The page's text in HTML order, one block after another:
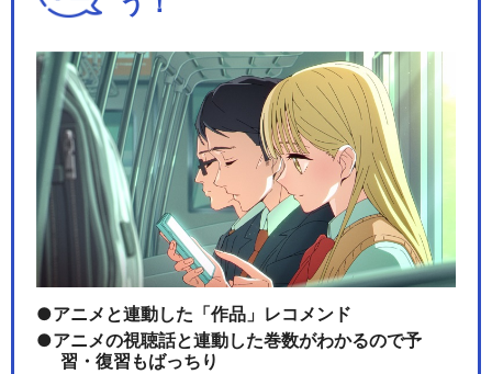
アニメと連動した「作品」レコメンド
アニメの視聴話と連動した巻数がわかるので予
習・復習もばっちり